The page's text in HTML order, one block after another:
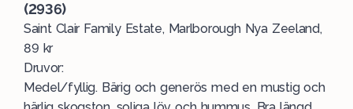
(2936)
Saint Clair Family Estate, Marlborough Nya Zeeland,
89 kr
Druvor:
Medel/fyllig. Bärig och generös med en mustig och